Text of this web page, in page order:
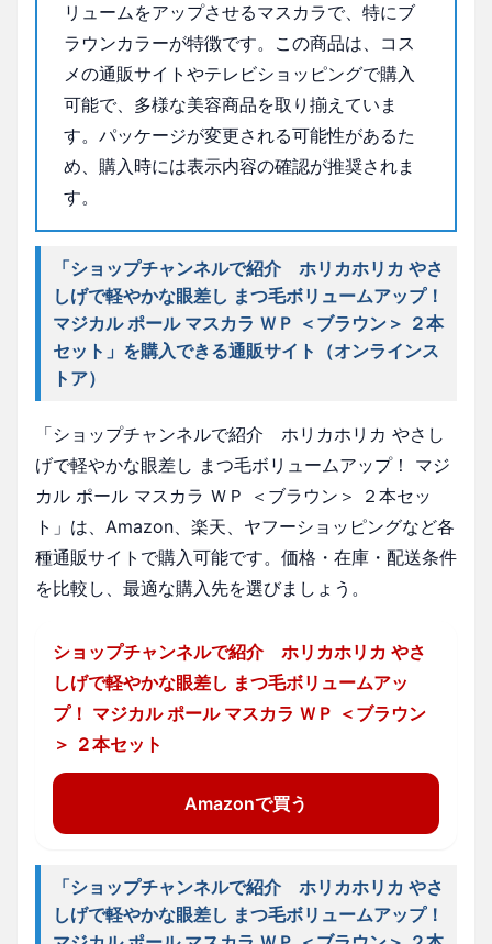
リュームをアップさせるマスカラで、特にブ
ラウンカラーが特徴です。この商品は、コス
メの通販サイトやテレビショッピングで購入
可能で、多様な美容商品を取り揃えていま
す。パッケージが変更される可能性があるた
め、購入時には表示内容の確認が推奨されま
す。
「ショップチャンネルで紹介 ホリカホリカ やさ
しげで軽やかな眼差し まつ毛ボリュームアップ！
マジカル ポール マスカラ ＷＰ ＜ブラウン＞ ２本
セット」を購入できる通販サイト（オンラインス
トア）
「ショップチャンネルで紹介 ホリカホリカ やさし
げで軽やかな眼差し まつ毛ボリュームアップ！ マジ
カル ポール マスカラ ＷＰ ＜ブラウン＞ ２本セッ
ト」は、Amazon、楽天、ヤフーショッピングなど各
種通販サイトで購入可能です。価格・在庫・配送条件
を比較し、最適な購入先を選びましょう。
ショップチャンネルで紹介 ホリカホリカ やさ
しげで軽やかな眼差し まつ毛ボリュームアッ
プ！ マジカル ポール マスカラ ＷＰ ＜ブラウン
＞ ２本セット
Amazonで買う
「ショップチャンネルで紹介 ホリカホリカ やさ
しげで軽やかな眼差し まつ毛ボリュームアップ！